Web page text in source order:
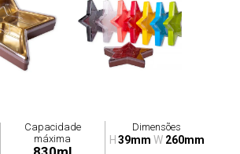
Capacidade
máxima
Dimensões
H 39mm W 260mm